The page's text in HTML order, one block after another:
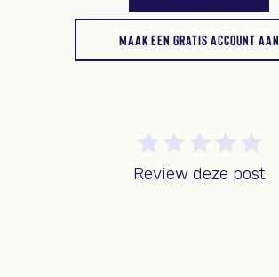
MAAK EEN GRATIS ACCOUNT AAN
Review deze post